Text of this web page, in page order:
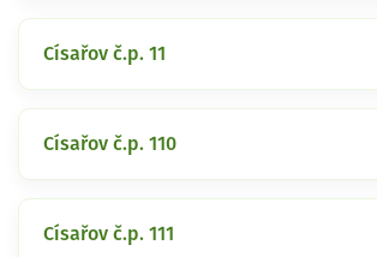
Císařov č.p. 11
Císařov č.p. 110
Císařov č.p. 111